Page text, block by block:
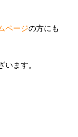
ページの方にも
います。